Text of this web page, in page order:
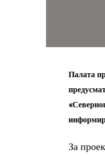
Палата
За